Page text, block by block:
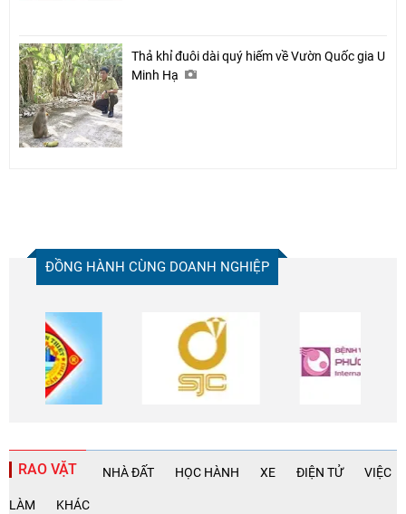
Thả khỉ đuôi dài quý hiếm về Vườn Quốc gia U
Minh Hạ
ĐỒNG HÀNH CÙNG DOANH NGHIỆP
RAO VẶT NHÀ ĐẤT HỌC HÀNH XE ĐIỆN TỬ VIỆC
LÀM KHÁC